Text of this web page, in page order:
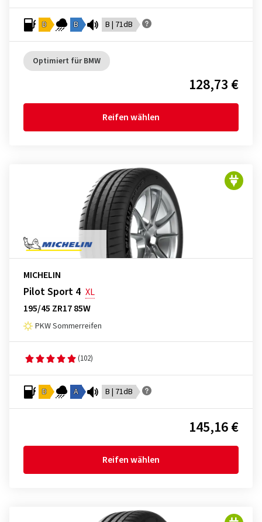
D B B | 71dB
Optimiert für BMW
128,73 €
Reifen wählen
MICHELIN
Pilot Sport 4 XL
195/45 ZR17 85W
PKW Sommerreifen
(102)
D A B | 71dB
145,16 €
Reifen wählen